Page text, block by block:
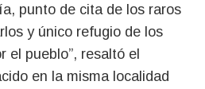
punto de cita de los raros
y único refugio de los
el pueblo”, resaltó el
en la misma localidad